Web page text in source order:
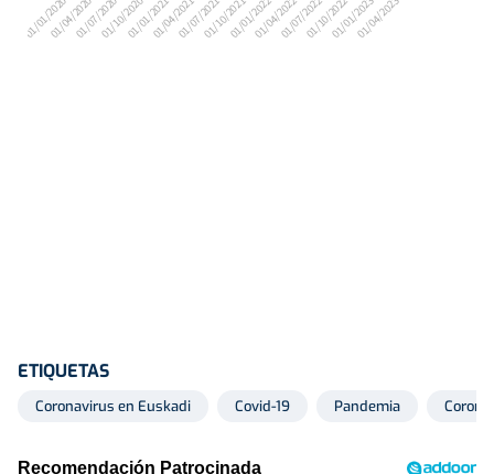
ETIQUETAS
Coronavirus en Euskadi Covid-19 Pandemia